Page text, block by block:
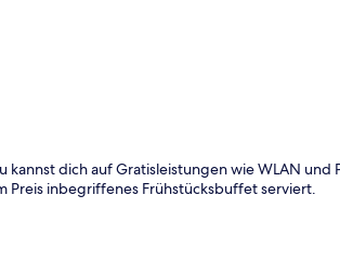
kannst dich auf Gratisleistungen wie WLAN und
Preis inbegriffenes Frühstücksbuffet serviert.